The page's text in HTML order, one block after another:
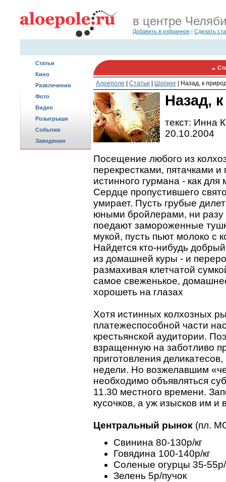
в центре
Добавить в избранное | Сделать
Статьи
Кино
Развлечения
Фото
Видео
Розыгрыши
События
Заведения
Алоеполе Статьи Шопинг Назад, к
Назад,
текст: Инна
20.10.2004
Посещение любого из
перекрестками, пятачками
истинного гурмана - как
Сердце пропустившего
умирает. Пусть грубые
юными бройлерами, ни
поедают замороженные
мукой, пусть пьют молоко с
Найдется кто-нибудь
из домашней куры - и
размахивая клетчатой
самое свеженькое,
хорошеть на глазах
Хотя истинных колхозных
платежеспособной части
крестьянской аудитории.
взращенную на заботливо
приготовления
недели. Но возжелавшим
необходимо объявляться
11.30 местного времени.
кусочков, а уж изысков им и
Центральный рынок (пл.
Свинина 80-130р/кг
Говядина 100-140р/кг
Соленые огурцы 35-55р/
Зелень 5р/пучок